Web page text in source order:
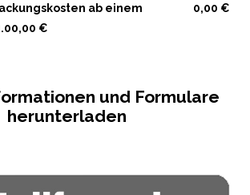
ab einem
€
0,00 €
und Formulare
herunterladen